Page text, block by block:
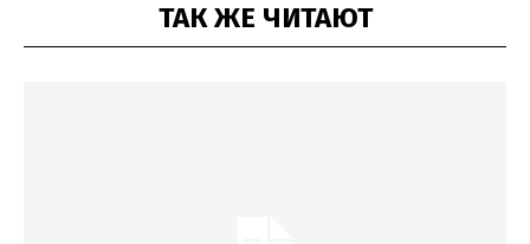
ТАК ЖЕ ЧИТАЮТ